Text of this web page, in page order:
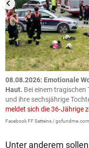
08.08.2026: Emotionale
Haut. Bei einem
und ihre sechsjährige
meldet sich die 36-Jährige
Facebook FF Satteins /
Unter anderem